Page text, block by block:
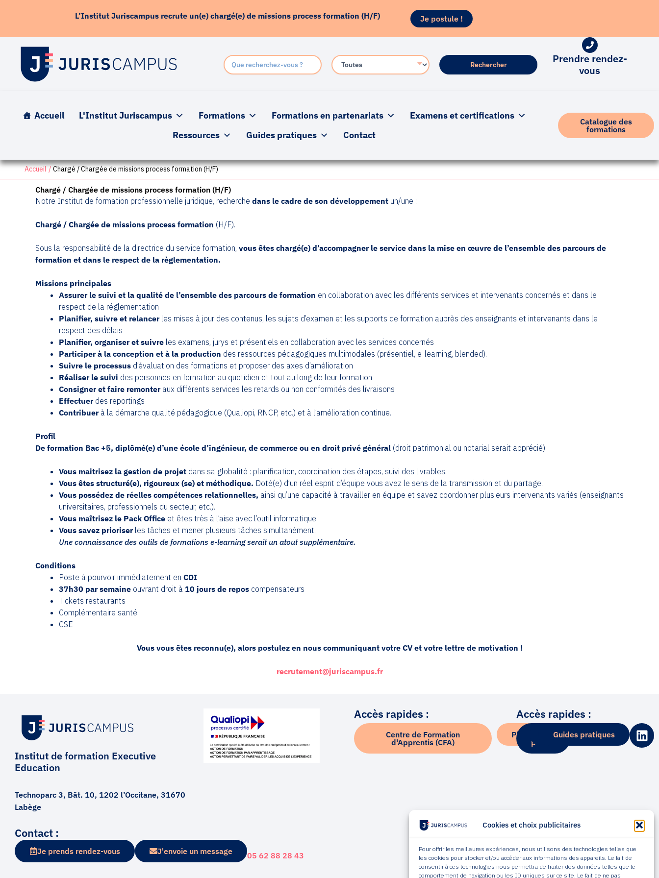
Cookies et choix publicitaires
Pour offrir les meilleures expériences, nous utilisons des technologies telles que
les cookies pour stocker et/ou accéder aux informations des appareils. Le fait de
consentir à ces technologies nous permettra de traiter des données telles que le
comportement de navigation ou les ID uniques sur ce site. Le fait de ne pas
L’Institut Juriscampus recrute un(e) chargé(e) de missions process formation (H/F) Je postule !
Prendre rendez-
vous
Catalogue des
formations
Accueil L'Institut Juriscampus Formations Formations en partenariats
Examens et certifications
Ressources
Guides pratiques Contact
Accueil Chargé / Chargée de missions process formation (H/F)
Chargé / Chargée de missions process formation (H/F)
Notre Institut de formation professionnelle juridique, recherche dans le cadre de son développement un/une :
Chargé / Chargée de missions process formation (H/F).
Sous la responsabilité de la directrice du service formation, vous êtes chargé(e) d’accompagner le service dans la mise en œuvre de l’ensemble des parcours de
formation et dans le respect de la règlementation.
Missions principales
Assurer le suivi et la qualité de l’ensemble des parcours de formation en collaboration avec les différents services et intervenants concernés et dans le
respect de la réglementation
Planifier, suivre et relancerles mises à jour des contenus, les sujets d’examen et les supports de formation auprès des enseignants et intervenants dans le
respect des délais
Planifier, organiser et suivre les examens, jurys et présentiels en collaboration avec les services concernés
Participer à la conception et à la production des ressources pédagogiques multimodales (présentiel, e-learning, blended).
Suivre le processus d’évaluation des formations et proposer des axes d’amélioration
Réaliser le suivi des personnes en formation au quotidien et tout au long de leur formation
Consigner et faire remonteraux différents services les retards ou non conformités des livraisons
Effectuerdes reportings
Contribuerà la démarche qualité pédagogique (Qualiopi, RNCP, etc.) et à l’amélioration continue.
Profil
De formation Bac +5, diplômé(e) d’une école d’ingénieur, de commerce ou en droit privé général (droit patrimonial ou notarial serait apprécié)
Vous maitrisez la gestion de projet dans sa globalité : planification, coordination des étapes, suivi des livrables.
Vous êtes structuré(e), rigoureux (se) et méthodique. Doté(e) d’un réel esprit d’équipe vous avez le sens de la transmission et du partage.
Vous possédez de réelles compétences relationnelles, ainsi qu’une capacité à travailler en équipe et savez coordonner plusieurs intervenants variés (enseignants
universitaires, professionnels du secteur, etc.).
Vous maîtrisez le Pack Office et êtes très à l’aise avec l’outil informatique.
Vous savez prioriserles tâches et mener plusieurs tâches simultanément.
Une connaissance des outils de formations e-learning serait un atout supplémentaire.
Conditions
Poste à pourvoir immédiatement en CDI
37h30 par semaine ouvrant droit à 10 jours de repos compensateurs
Tickets restaurants
Complémentaire santé
CSE
Vous vous êtes reconnu(e), alors postulez en nous communiquant votre CV et votre lettre de motivation !
recrutement@juriscampus.fr
Institut de formation Executive
Education
Technoparc 3, Bât. 10, 1202 l’Occitane, 31670
Labège
Contact :
Je prends rendez-vous J'envoie un message 05 62 88 28 43
Accès rapides :
Centre de Formation
d'Apprentis (CFA)
Plateforme Alumni
Accès rapides :
presse
Blog
Guides pratiques L
i